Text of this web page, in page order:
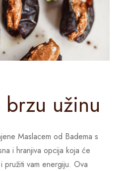
brzu užinu
Maslacem od Badema s
i hranjiva opcija koja će
pružiti vam energiju. Ova